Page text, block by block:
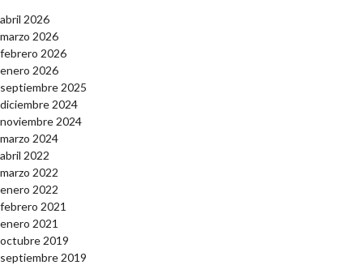
abril 2026
marzo 2026
febrero 2026
enero 2026
septiembre 2025
diciembre 2024
noviembre 2024
marzo 2024
abril 2022
marzo 2022
enero 2022
febrero 2021
enero 2021
octubre 2019
septiembre 2019